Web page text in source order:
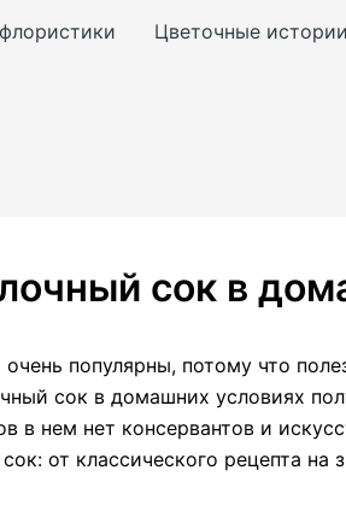
Цветочные истории
сок в
популярны, потому что
сок в домашних условиях
в нем нет консервантов и
от классического рецепта